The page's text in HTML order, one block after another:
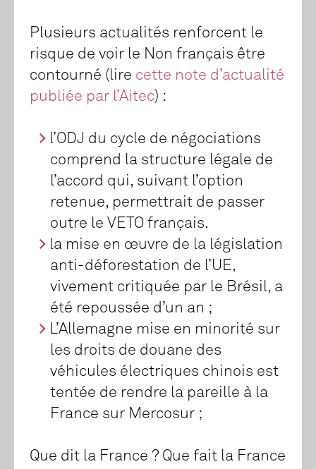
Plusieurs actualités renforcent le
risque de voir le Non français être
contourné (lire cette note d’actualité
publiée par l’Aitec) :
l’ODJ du cycle de négociations
comprend la structure légale de
l’accord qui, suivant l’option
retenue, permettrait de passer
outre le VETO français.
la mise en œuvre de la législation
anti-déforestation de l’UE,
vivement critiquée par le Brésil, a
été repoussée d’un an ;
L’Allemagne mise en minorité sur
les droits de douane des
véhicules électriques chinois est
tentée de rendre la pareille à la
France sur Mercosur ;
Que dit la France ? Que fait la France